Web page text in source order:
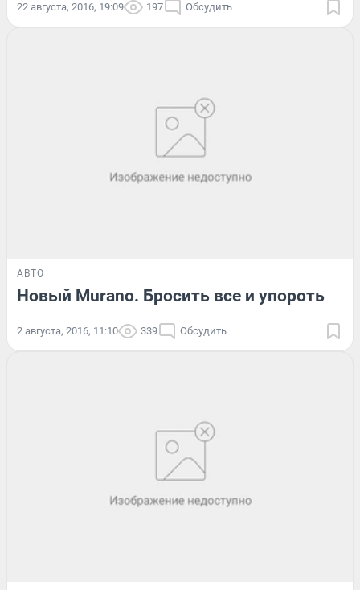
22 августа, 2016, 19:09 197 Обсудить
АВТО
Новый Murano. Бросить все и упороть
2 августа, 2016, 11:10 339 Обсудить